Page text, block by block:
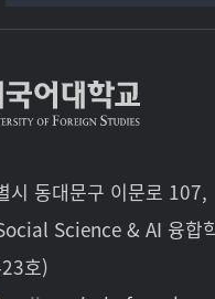
시 동대문구 이문로 107,
Science & AI 융합
호)